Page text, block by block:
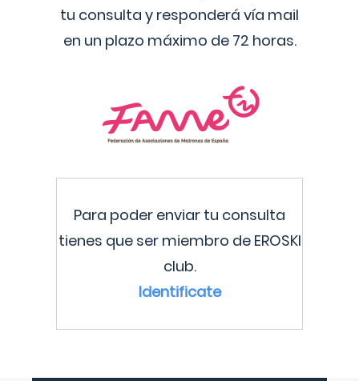
tu consulta y responderá vía mail
en un plazo máximo de 72 horas.
Para poder enviar tu consulta
tienes que ser miembro de EROSKI
club.
Identificate